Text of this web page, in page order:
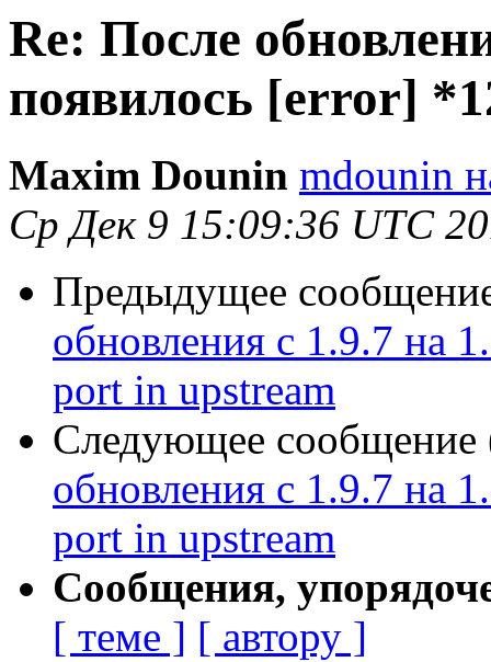
Re: После
появилось [error]
Maxim Dounin mdounin
Ср Дек 9 15:09:36 UTC
Предыдущее
обновления с 1.9.7 на
port in upstream
Следующее сообщение
обновления с 1.9.7 на
port in upstream
Сообщения,
[ теме ] [ автору ]